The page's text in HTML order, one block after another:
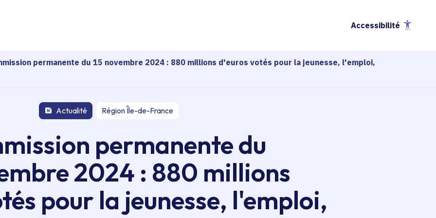
Accessibilité
permanente du 15 novembre 2024 : 880 millions d'euros votés pour la jeunesse, l'emploi,
Actualité Région Île-de-France
permanente du
2024 : 880 millions
pour la jeunesse, l'emploi,